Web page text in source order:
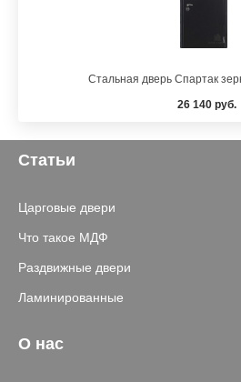
Стальная дверь Спартак
26 140 руб.
Статьи
Царговые двери
Что такое МДФ
Раздвижные двери
Ламинированные
О нас